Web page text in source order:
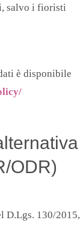
salvo i fioristi
è disponibile
ODR)
D.Lgs. 130/2015,